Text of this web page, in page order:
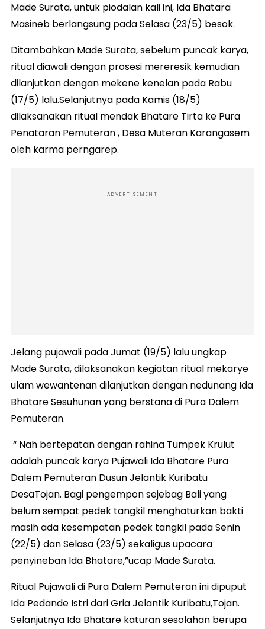
Made Surata, untuk piodalan kali ini, Ida Bhatara
Masineb berlangsung pada Selasa (23/5) besok.
Ditambahkan Made Surata, sebelum puncak karya,
ritual diawali dengan prosesi mereresik kemudian
dilanjutkan dengan mekene kenelan pada Rabu
(17/5) lalu.Selanjutnya pada Kamis (18/5)
dilaksanakan ritual mendak Bhatare Tirta ke Pura
Penataran Pemuteran , Desa Muteran Karangasem
oleh karma perngarep.
ADVERTISEMENT
Jelang pujawali pada Jumat (19/5) lalu ungkap
Made Surata, dilaksanakan kegiatan ritual mekarye
ulam wewantenan dilanjutkan dengan nedunang Ida
Bhatare Sesuhunan yang berstana di Pura Dalem
Pemuteran.
“ Nah bertepatan dengan rahina Tumpek Krulut
adalah puncak karya Pujawali Ida Bhatare Pura
Dalem Pemuteran Dusun Jelantik Kuribatu
DesaTojan. Bagi pengempon sejebag Bali yang
belum sempat pedek tangkil menghaturkan bakti
masih ada kesempatan pedek tangkil pada Senin
(22/5) dan Selasa (23/5) sekaligus upacara
penyineban Ida Bhatare,”ucap Made Surata.
Ritual Pujawali di Pura Dalem Pemuteran ini dipuput
Ida Pedande Istri dari Gria Jelantik Kuribatu,Tojan.
Selanjutnya Ida Bhatare katuran sesolahan berupa